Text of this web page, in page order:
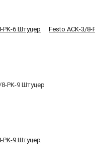
PK-6 Штуцер Festo ACK-3/8-
PK-9 Штуцер